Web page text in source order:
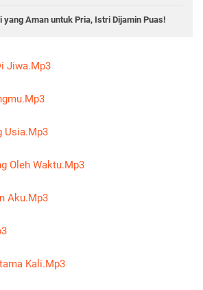
yang Aman untuk Pria, Istri Dijamin Puas!
Jiwa.Mp3
Usia.Mp3
Oleh Waktu.Mp3
Aku.Mp3
Kali.Mp3